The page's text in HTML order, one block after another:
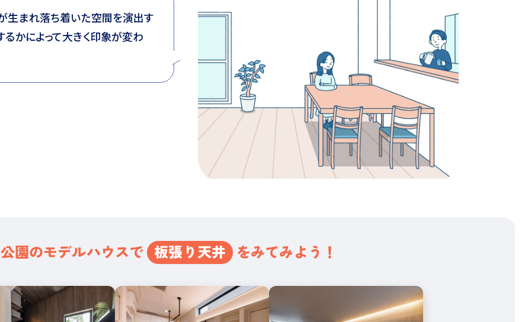
生まれ落ち着いた空間を演出す
かによって大きく印象が変わ
園のモデルハウスで 板張り天井 をみてみよう！